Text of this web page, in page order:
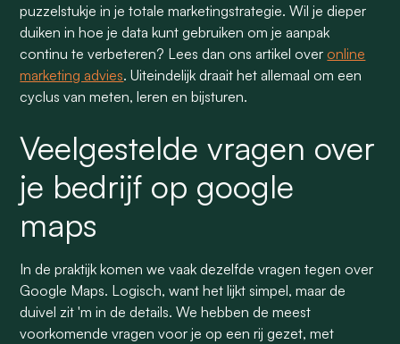
puzzelstukje in je totale marketingstrategie. Wil je dieper
duiken in hoe je data kunt gebruiken om je aanpak
continu te verbeteren? Lees dan ons artikel over online
marketing advies. Uiteindelijk draait het allemaal om een
cyclus van meten, leren en bijsturen.
Veelgestelde vragen over
je bedrijf op google
maps
In de praktijk komen we vaak dezelfde vragen tegen over
Google Maps. Logisch, want het lijkt simpel, maar de
duivel zit 'm in de details. We hebben de meest
voorkomende vragen voor je op een rij gezet, met